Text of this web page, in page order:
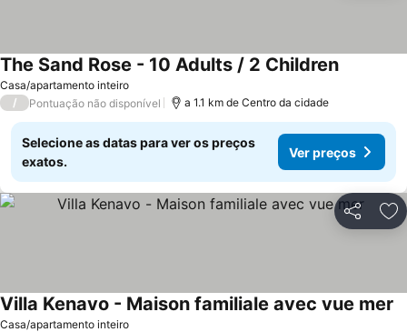
Casa/apartamento inteiro
The Sand Rose - 10 Adults / 2 ChildrenVer
/ Pontuação não disponível a 1.1 km de Centro da cidade
Selecione as datas para ver os preços
exatos.
Ver preços
Partilhar
Casa/apartamento inteiro
Villa Kenavo - Maison familiale avec vue mer